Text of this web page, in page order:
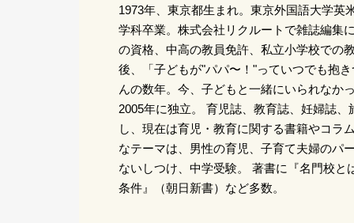
1973年、東京都生まれ。東京外国語大学英
学科卒業。株式会社リクルートで雑誌編集
の資格、中高の教員免許、私立小学校での
後、「子どもが"パパ〜！"っていつでも抱
んの数年。今、子どもと一緒にいられなか
2005年に独立。 育児誌、教育誌、妊婦誌
し、現在は育児・教育に関する書籍やコラ
なテーマは、男性の育児、子育て夫婦のパ
ないしつけ、中学受験。 著書に『名門校と
条件』（朝日新書）など多数。